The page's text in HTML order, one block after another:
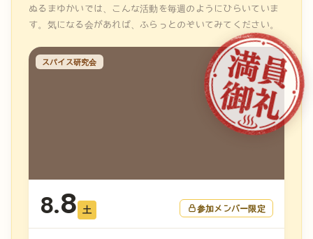
ぬるまゆかいでは、こんな活動を毎週のようにひらいていま
す。気になる会があれば、ふらっとのぞいてみてください。
スパイス研究会
8.8 土 参加メンバー限定